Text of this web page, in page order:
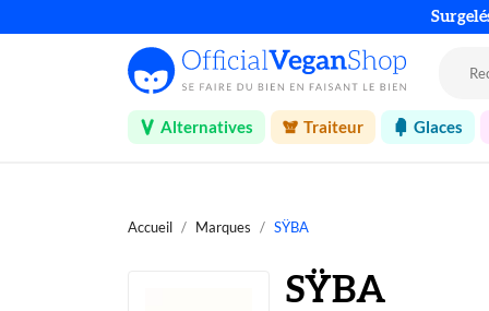
Alternatives Traiteur Glaces
Accueil Marques SŸBA
SŸBA